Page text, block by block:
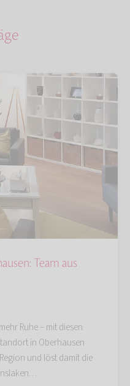
Team aus
Ruhe – mit diesen
in Oberhausen
und löst damit die